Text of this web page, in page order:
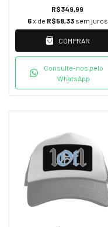
R$349,99
6x de R$58,33 sem juros
COMPRAR
Consulte-nos pelo
WhatsApp